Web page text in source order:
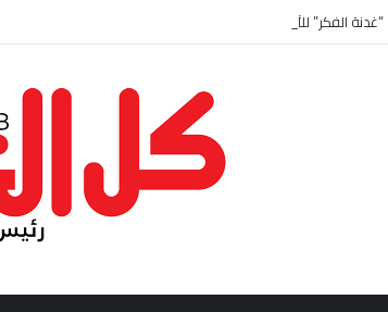
“غدنة الفكر” للأديب السعودي احمد بن عبدالله العبدالنبي